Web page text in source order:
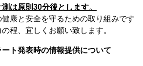
は原則30分後とします。
康と安全を守るための取り組みです
程、宜しくお願い致します。
ト発表時の情報提供について